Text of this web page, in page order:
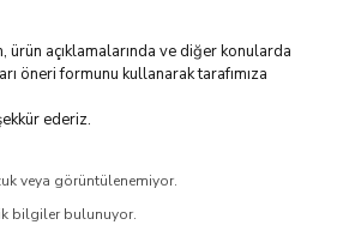
açıklamalarında ve diğer konularda
öneri formunu kullanarak tarafımıza
ederiz.
veya görüntülenemiyor.
bilgiler bulunuyor.